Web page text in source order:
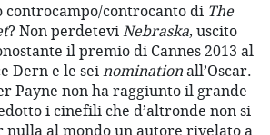
controcampo/controcanto di The
? Non perdeteviNebraska, uscito
il premio di Cannes 2013 al
Dern e le seinominationall’Oscar.
Payne non ha raggiunto il grande
i cinefili che d’altronde non si
al mondo un autore rivelato a